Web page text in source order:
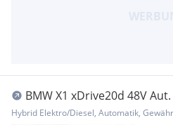
BMW X1 xDrive20d 48V Aut.
Hybrid Elektro/Diesel, Automatik,